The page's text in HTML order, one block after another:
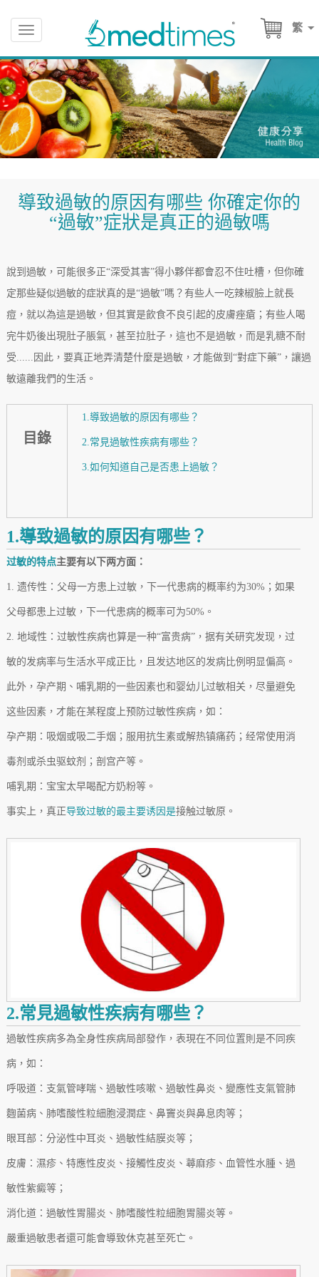
繁
Toggle
navigation
導致過敏的原因有哪些 你確定你的
“過敏”症狀是真正的過敏嗎
說到過敏，可能很多正“深受其害”得小夥伴都會忍不住吐槽，但你確
定那些疑似過敏的症狀真的是“過敏”嗎？有些人一吃辣椒臉上就長
痘，就以為這是過敏，但其實是飲食不良引起的皮膚痤瘡；有些人喝
完牛奶後出現肚子脹氣，甚至拉肚子，這也不是過敏，而是乳糖不耐
受......因此，要真正地弄清楚什麼是過敏，才能做到“對症下藥”，讓過
敏遠離我們的生活。
目錄
1.導致過敏的原因有哪些？
2.常見過敏性疾病有哪些？
3.如何知道自己是否患上過敏？
1.導致過敏的原因有哪些？
过敏的特点主要有以下两方面：
1. 遗传性：父母一方患上过敏，下一代患病的概率约为30%；如果
父母都患上过敏，下一代患病的概率可为50%。
2. 地域性：过敏性疾病也算是一种“富贵病”，据有关研究发现，过
敏的发病率与生活水平成正比，且发达地区的发病比例明显偏高。
此外，孕产期、哺乳期的一些因素也和婴幼儿过敏相关，尽量避免
这些因素，才能在某程度上预防过敏性疾病，如：
孕产期：吸烟或吸二手烟；服用抗生素或解热镇痛药；经常使用消
毒剂或杀虫驱蚊剂；剖宫产等。
哺乳期：宝宝太早喝配方奶粉等。
事实上，真正导致过敏的最主要诱因是接触过敏原。
2.常見過敏性疾病有哪些？
過敏性疾病多為全身性疾病局部發作，表現在不同位置則是不同疾
病，如：
呼吸道：支氣管哮喘、過敏性咳嗽、過敏性鼻炎、變應性支氣管肺
麴菌病、肺嗜酸性粒細胞浸潤症、鼻竇炎與鼻息肉等；
眼耳部：分泌性中耳炎、過敏性結膜炎等；
皮膚：濕疹、特應性皮炎、接觸性皮炎、蕁麻疹、血管性水腫、過
敏性紫癜等；
消化道：過敏性胃腸炎、肺嗜酸性粒細胞胃腸炎等。
嚴重過敏患者還可能會導致休克甚至死亡。